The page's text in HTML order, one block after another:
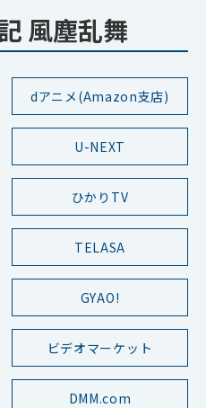
風塵乱舞
dアニメ(Amazon支店)
U-NEXT
ひかりTV
TELASA
GYAO!
ビデオマーケット
DMM.com